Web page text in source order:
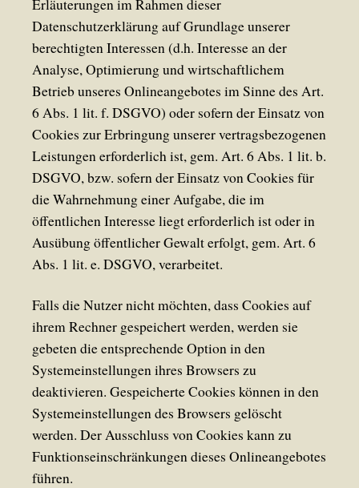
Erläuterungen im Rahmen dieser
Datenschutzerklärung auf Grundlage unserer
berechtigten Interessen (d.h. Interesse an der
Analyse, Optimierung und wirtschaftlichem
Betrieb unseres Onlineangebotes im Sinne des Art.
6 Abs. 1 lit. f. DSGVO) oder sofern der Einsatz von
Cookies zur Erbringung unserer vertragsbezogenen
Leistungen erforderlich ist, gem. Art. 6 Abs. 1 lit. b.
DSGVO, bzw. sofern der Einsatz von Cookies für
die Wahrnehmung einer Aufgabe, die im
öffentlichen Interesse liegt erforderlich ist oder in
Ausübung öffentlicher Gewalt erfolgt, gem. Art. 6
Abs. 1 lit. e. DSGVO, verarbeitet.
Falls die Nutzer nicht möchten, dass Cookies auf
ihrem Rechner gespeichert werden, werden sie
gebeten die entsprechende Option in den
Systemeinstellungen ihres Browsers zu
deaktivieren. Gespeicherte Cookies können in den
Systemeinstellungen des Browsers gelöscht
werden. Der Ausschluss von Cookies kann zu
Funktionseinschränkungen dieses Onlineangebotes
führen.